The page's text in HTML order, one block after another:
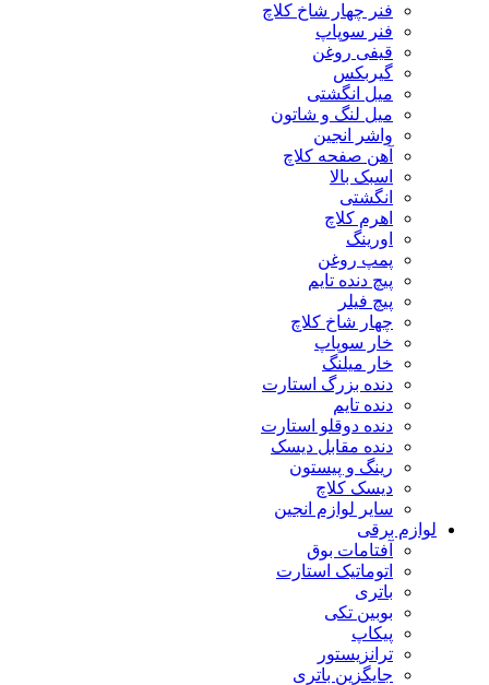
فنر چهار شاخ کلاچ
فنر سوپاپ
قیفی روغن
گیربکس
میل انگشتی
میل لنگ و شاتون
واشر انجین
آهن صفحه کلاچ
اسبک بالا
انگشتی
اهرم کلاچ
اورینگ
پمپ روغن
پیچ دنده تایم
پیچ فیلر
چهار شاخ کلاچ
خار سوپاپ
خار میلنگ
دنده بزرگ استارت
دنده تایم
دنده دوقلو استارت
دنده مقابل دیسک
رینگ و پیستون
دیسک کلاچ
سایر لوازم انجین
لوازم برقی
آفتامات بوق
اتوماتیک استارت
باتری
بوبین تکی
پیکاپ
ترانزیستور
جایگزین باتری